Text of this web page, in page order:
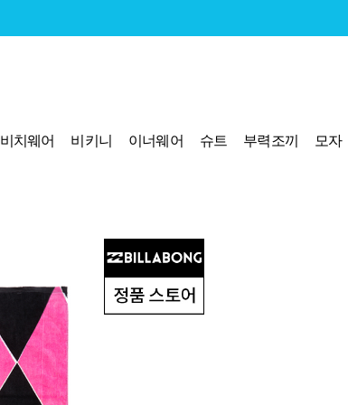
비치웨어 비키니 이너웨어 슈트 부력조끼 모자